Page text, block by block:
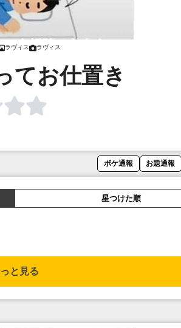
ラヴィス ラヴィス
てお仕置き
ボケ通報 お題通報
星つけた順
と見る